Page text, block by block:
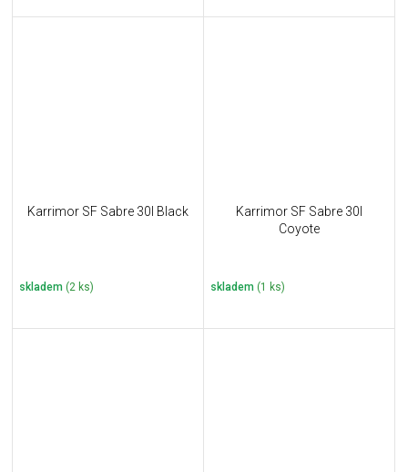
Karrimor SF Sabre 30l Black
skladem (2 ks)
Karrimor SF Sabre 30l
Coyote
skladem (1 ks)